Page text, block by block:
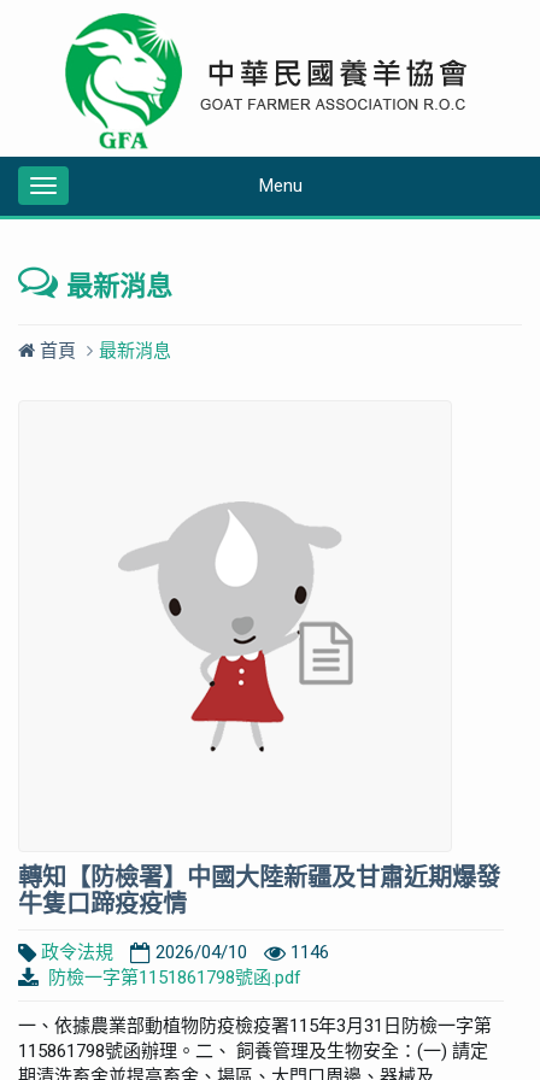
Menu
Toggle
navigation
最新消息
首頁 最新消息
轉知【防檢署】中國大陸新疆及甘肅近期爆發
牛隻口蹄疫疫情
政令法規 2026/04/10
1146
防檢一字第1151861798號函.pdf
一、依據農業部動植物防疫檢疫署115年3月31日防檢一字第
115861798號函辦理。二、 飼養管理及生物安全：(一) 請定